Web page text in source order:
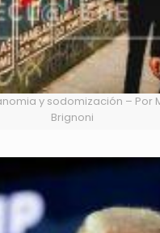
y sodomización – Por
Brignoni